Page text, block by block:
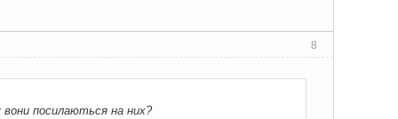
8
посилаються на них?